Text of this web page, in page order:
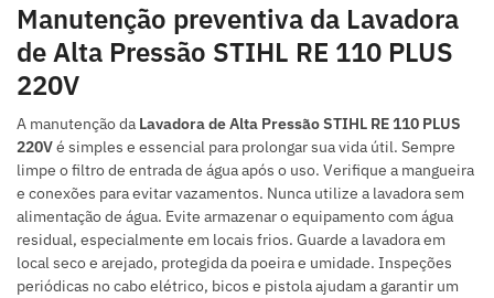
Manutenção preventiva da Lavadora
de Alta Pressão STIHL RE 110 PLUS
220V
A manutenção da Lavadora de Alta Pressão STIHL RE 110 PLUS
220Vé simples e essencial para prolongar sua vida útil. Sempre
limpe o filtro de entrada de água após o uso. Verifique a mangueira
e conexões para evitar vazamentos. Nunca utilize a lavadora sem
alimentação de água. Evite armazenar o equipamento com água
residual, especialmente em locais frios. Guarde a lavadora em
local seco e arejado, protegida da poeira e umidade. Inspeções
periódicas no cabo elétrico, bicos e pistola ajudam a garantir um